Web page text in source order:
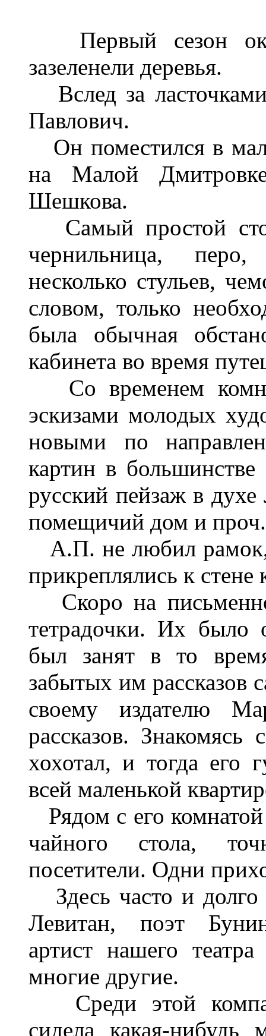
Первый сезон
зазеленели деревья.
Вслед за
Павлович.
Он поместился в
на Малой
Шешкова.
Самый простой
чернильница,
несколько стульев,
словом, только
была обычная
кабинета во время
Со временем
эскизами молодых
новыми по
картин в
русский пейзаж в духе
помещичий дом и проч.
А.П. не любил
прикреплялись к стене
Скоро на
тетрадочки. Их было
был занят в то
забытых им рассказов
своему издателю
рассказов.
хохотал, и тогда его
всей маленькой
Рядом с его
чайного стола,
посетители. Одни
Здесь часто и
Левитан, поэт
артист нашего
многие другие.
Среди этой
сидела какая-